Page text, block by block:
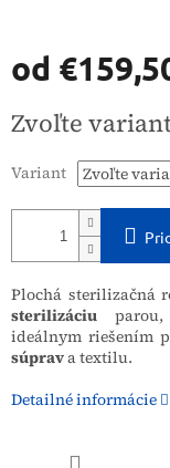
od
cena:
Zvoľte
Variant
Plochá sterilizačná
sterilizáciu parou,
ideálnym riešením
súprava textilu.
Detailné informácie